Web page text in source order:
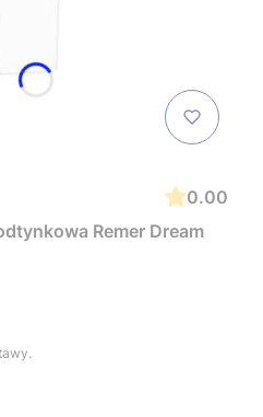
0.00
Remer Dream